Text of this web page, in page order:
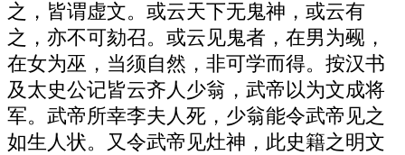
之，皆谓虚文。或云天下无鬼神，或云有
之，亦不可劾召。或云见鬼者，在男为觋，
在女为巫，当须自然，非可学而得。按汉书
及太史公记皆云齐人少翁，武帝以为文成将
军。武帝所幸李夫人死，少翁能令武帝见之
如生人状。又令武帝见灶神，此史籍之明文